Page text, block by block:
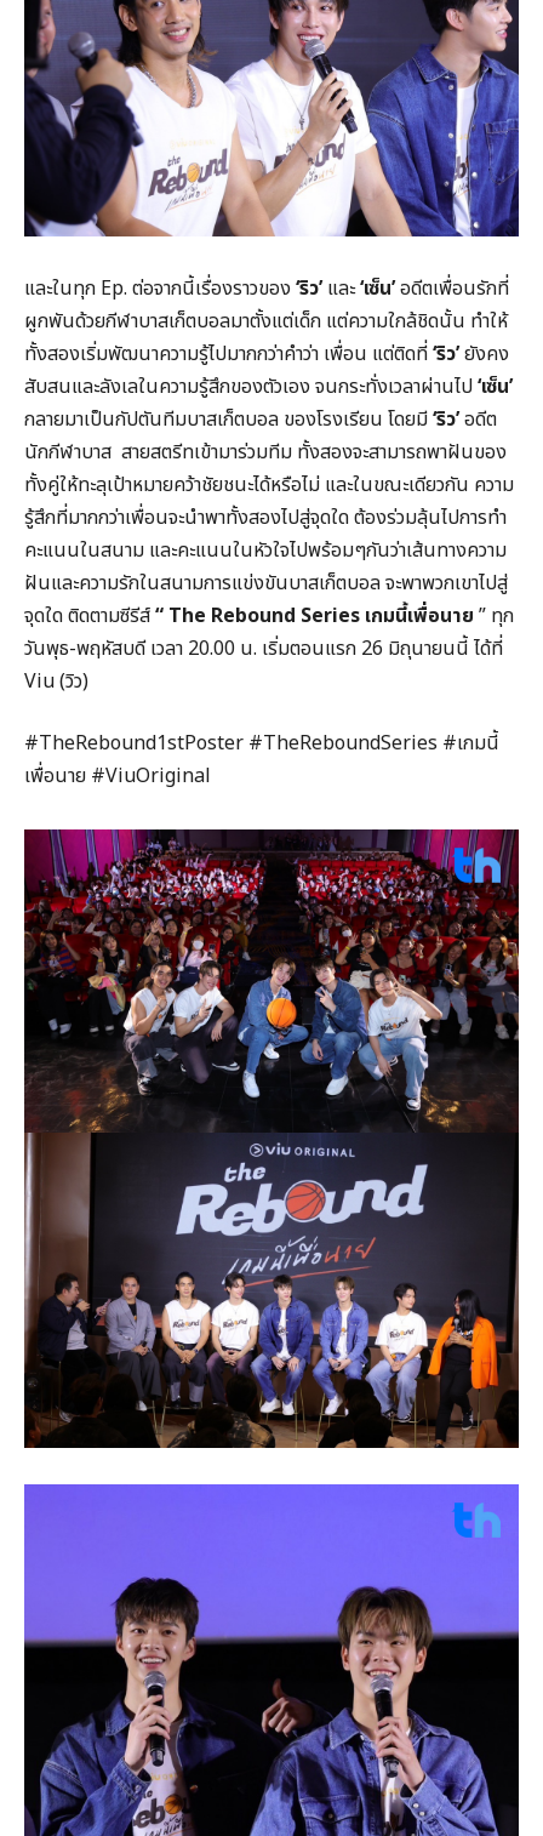
และในทุก Ep. ต่อจากนี้เรื่องราวของ ‘ริว’และ‘เซ็น’อดีตเพื่อนรักที่
ผูกพันด้วยกีฬาบาสเก็ตบอลมาตั้งแต่เด็ก แต่ความใกล้ชิดนั้น ทำให้
ทั้งสองเริ่มพัฒนาความรู้ไปมากกว่าคำว่า เพื่อน แต่ติดที่‘ริว’ยังคง
สับสนและลังเลในความรู้สึกของตัวเอง จนกระทั่งเวลาผ่านไป‘เซ็น’
กลายมาเป็นกัปตันทีมบาสเก็ตบอล ของโรงเรียน โดยมี‘ริว’อดีต
นักกีฬาบาส สายสตรีทเข้ามาร่วมทีม ทั้งสองจะสามารถพาฝันของ
ทั้งคู่ให้ทะลุเป้าหมายคว้าชัยชนะได้หรือไม่ และในขณะเดียวกัน ความ
รู้สึกที่มากกว่าเพื่อนจะนำพาทั้งสองไปสู่จุดใด ต้องร่วมลุ้นไปการทำ
คะแนนในสนาม และคะแนนในหัวใจไปพร้อมๆกันว่าเส้นทางความ
ฝันและความรักในสนามการแข่งขันบาสเก็ตบอล จะพาพวกเขาไปสู่
จุดใด ติดตามซีรีส์“ The Rebound Series เกมนี้เพื่อนาย ” ทุก
วันพุธ-พฤหัสบดี เวลา 20.00 น. เริ่มตอนแรก 26 มิถุนายนนี้ ได้ที่
Viu (วิว)
#TheRebound1stPoster #TheReboundSeries #เกมนี้
เพื่อนาย #ViuOriginal